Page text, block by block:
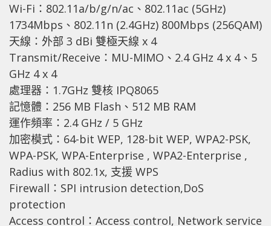
Wi-Fi：802.11a/b/g/n/ac、802.11ac (5GHz)
1734Mbps、802.11n (2.4GHz) 800Mbps (256QAM)
天線：外部 3 dBi 雙極天線 x 4
Transmit/Receive：MU-MIMO、2.4 GHz 4 x 4、5
GHz 4 x 4
處理器：1.7GHz 雙核 IPQ8065
記憶體：256 MB Flash、512 MB RAM
運作頻率：2.4 GHz / 5 GHz
加密模式：64-bit WEP, 128-bit WEP, WPA2-PSK,
WPA-PSK, WPA-Enterprise , WPA2-Enterprise ,
Radius with 802.1x, 支援 WPS
Firewall：SPI intrusion detection,DoS
protection
Access control：Access control, Network service